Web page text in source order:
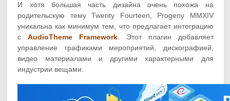
И хотя большая часть дизайна очень похожа на
родительскую тему Twenty Fourteen, Progeny MMXIV
уникальна как минимум тем, что предлагает интеграцию
сAudioTheme Framework . Этот плагин добавляет
управление графиками мероприятий, дискографией,
видео материалами и другими характерными для
индустрии вещами.